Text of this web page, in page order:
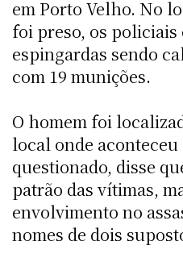
em Porto Velho. No
foi preso, os
espingardas sendo
com 19 munições.
O homem foi
local onde aconteceu
questionado, disse
patrão das vítimas,
envolvimento no
nomes de dois